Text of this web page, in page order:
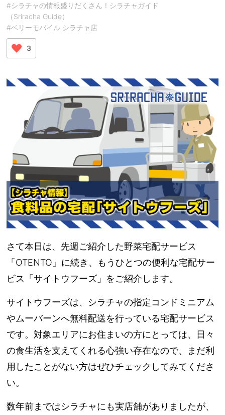
#シラチャの情報盛りだくさん！シラチャガイド
（Sriracha Guide）
#ベリーモバイル シラチャ店
3
さて本日は、先週ご紹介した野菜宅配サービス
「OTENTO」に続き、もうひとつの便利な宅配サー
ビス「サイトウフーズ」をご紹介します。
サイトウフーズは、シラチャの指定コンドミニアム
やムーバーンへ無料配送を行っている宅配サービス
です。対象エリアにお住まいの方にとっては、日々
の食生活を支えてくれる心強い存在なので、まだ利
用したことがない方はぜひチェックしてみてくださ
い。
数年前まではシラチャにも実店舗がありましたが、